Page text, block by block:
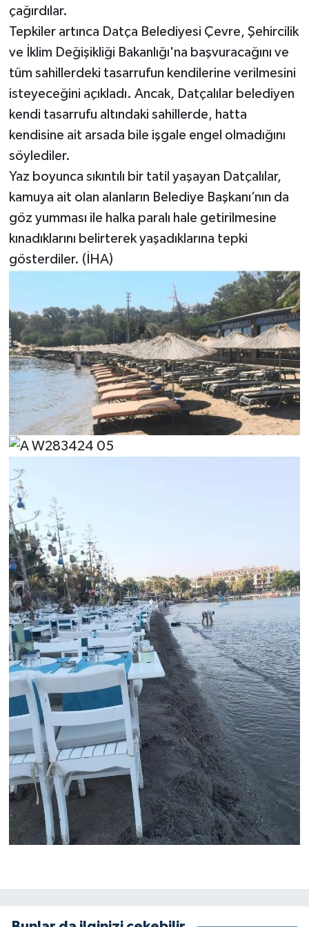
çağırdılar.
Tepkiler artınca Datça Belediyesi Çevre, Şehircilik
ve İklim Değişikliği Bakanlığı'na başvuracağını ve
tüm sahillerdeki tasarrufun kendilerine verilmesini
isteyeceğini açıkladı. Ancak, Datçalılar belediyen
kendi tasarrufu altındaki sahillerde, hatta
kendisine ait arsada bile işgale engel olmadığını
söylediler.
Yaz boyunca sıkıntılı bir tatil yaşayan Datçalılar,
kamuya ait olan alanların Belediye Başkanı’nın da
göz yumması ile halka paralı hale getirilmesine
kınadıklarını belirterek yaşadıklarına tepki
gösterdiler. (İHA)